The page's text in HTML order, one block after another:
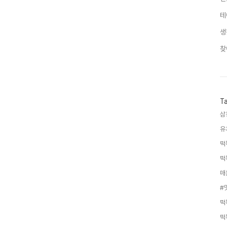
삼
유
떡
떡
매
#
떡
떡